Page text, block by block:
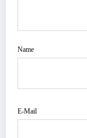
Name
E-Mail